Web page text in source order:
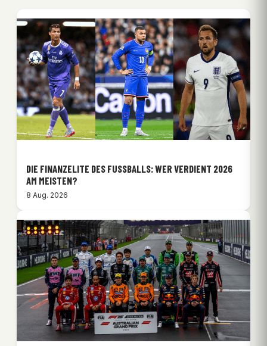
DIE FINANZELITE DES FUSSBALLS: WER VERDIENT 2026 A
M MEISTEN?
8 Aug. 2026